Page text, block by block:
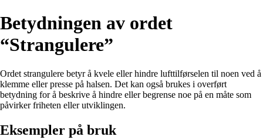
Betydningen av ordet
“Strangulere”
Ordet strangulere betyr å kvele eller hindre lufttilførselen til noen ved å
klemme eller presse på halsen. Det kan også brukes i overført
betydning for å beskrive å hindre eller begrense noe på en måte som
påvirker friheten eller utviklingen.
Eksempler på bruk